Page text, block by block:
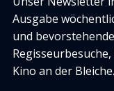
Ausgabe
und
Kino an der Bleiche.